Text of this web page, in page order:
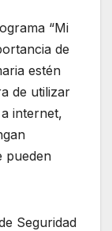
“Mi
de
estén
de utilizar
internet,
pueden
Seguridad